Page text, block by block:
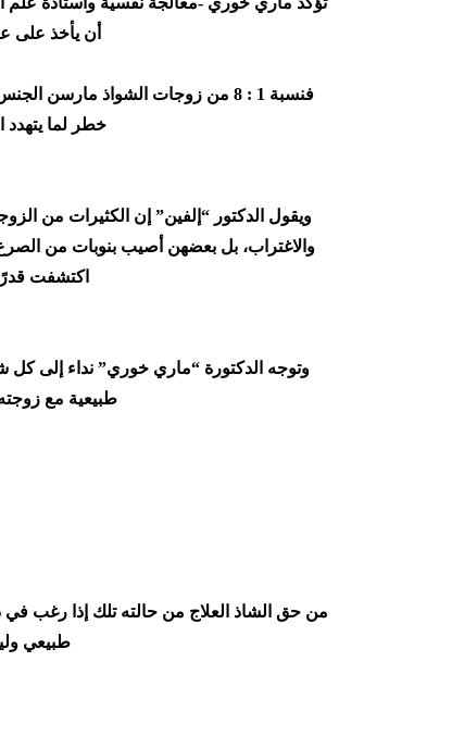
أن يأخذ على
خطر لما
ويقول الدكتور “إلفين” إن الكثيرات من
والاغتراب، بل بعضهن أصيب بنوبات من
اكتشفت
وتوجه الدكتورة “ماري خوري” نداء إلى
طبيعية مع
من حق الشاذ العلاج من حالته تلك إذا رغب في
طبيعي